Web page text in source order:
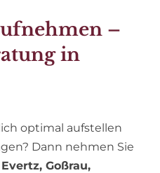
–
in
optimal aufstellen
Dann nehmen Sie
Evertz, Goßrau,